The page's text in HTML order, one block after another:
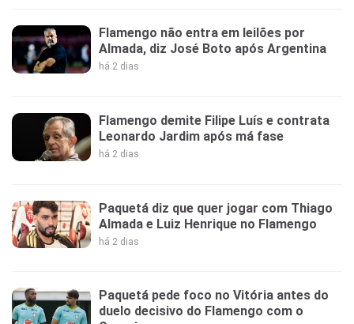
Flamengo não entra em leilões por
Almada, diz José Boto após Argentina
há 2 dias
Flamengo demite Filipe Luís e contrata
Leonardo Jardim após má fase
há 2 dias
Paquetá diz que quer jogar com Thiago
Almada e Luiz Henrique no Flamengo
há 2 dias
Paquetá pede foco no Vitória antes do
duelo decisivo do Flamengo com o